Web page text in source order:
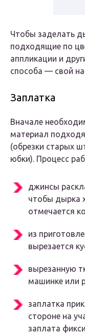
Чтобы заделать
подходящие по
аппликации и
способа — свой
Заплатка
Вначале
материал
(обрезки старых
юбки). Процесс
джинсы
чтобы дырка
отмечается
из
вырезается
вырезанную
машинке или
заплатка
стороне на
заплата